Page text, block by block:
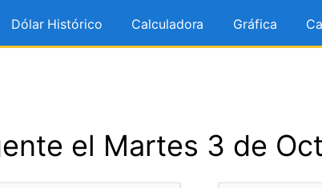
Dólar Histórico Calculadora Gráfica
el Martes 3 de